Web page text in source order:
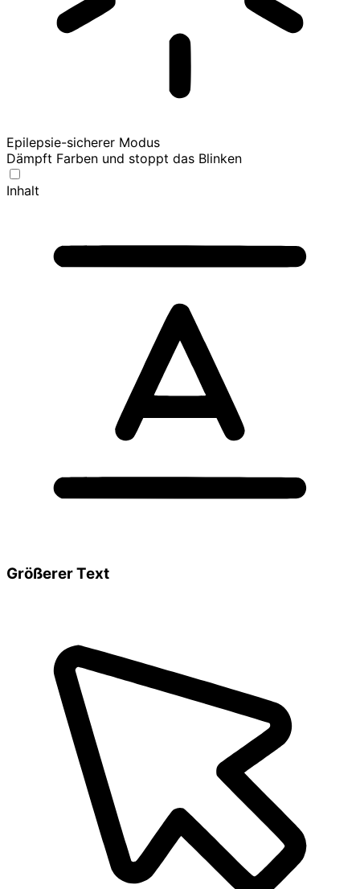
Epilepsie-sicherer Modus
Dämpft Farben und stoppt das Blinken
Inhalt
Größerer Text